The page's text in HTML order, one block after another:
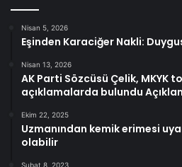
Nisan 5, 2026
Eşinden Karaciğer Nakli:
Nisan 13, 2026
AK Parti Sözcüsü Çelik, MKYK
açıklamalarda bulundu
Ekim 22, 2025
Uzmanından kemik erimesi
olabilir
Şubat 8, 2023